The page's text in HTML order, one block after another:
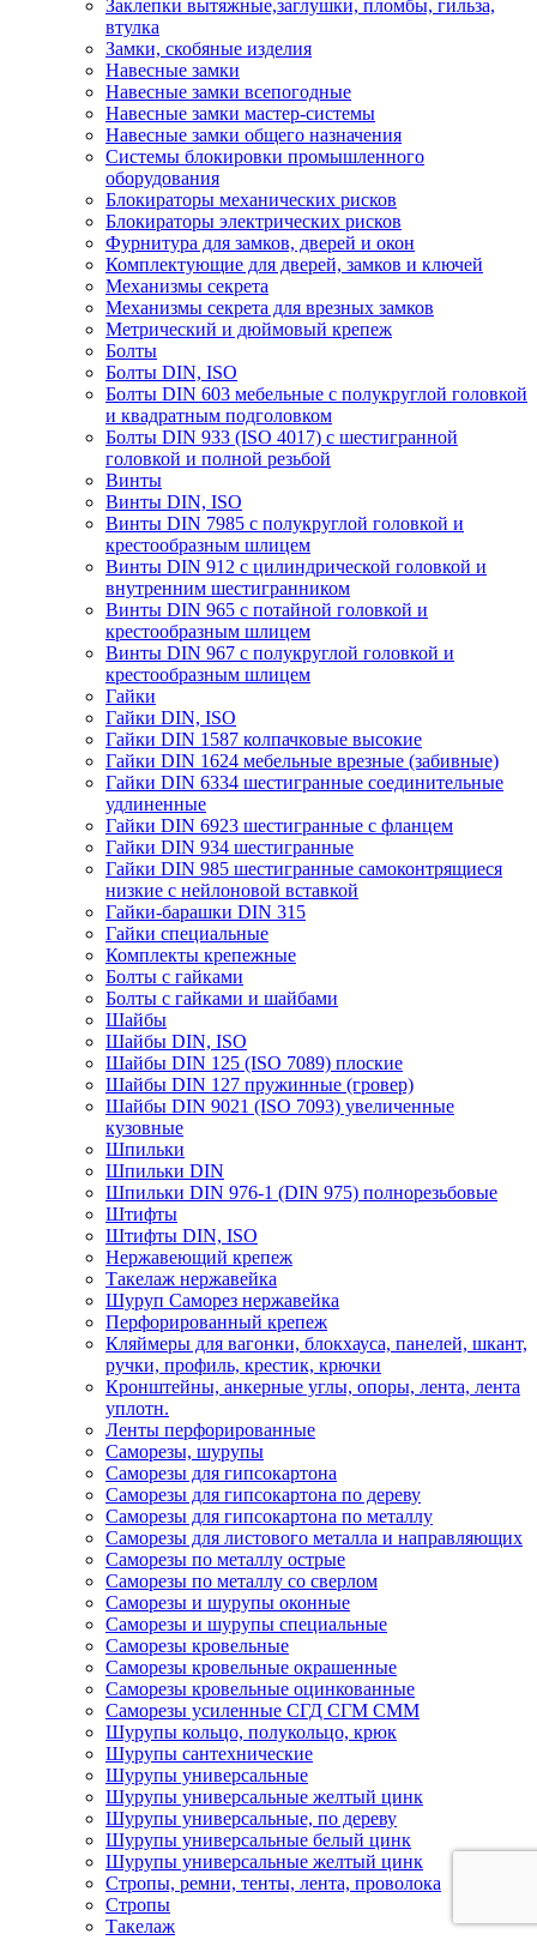
Заклепки вытяжные,заглушки, пломбы, гильза,
втулка
Замки, скобяные изделия
Навесные замки
Навесные замки всепогодные
Навесные замки мастер-системы
Навесные замки общего назначения
Системы блокировки промышленного
оборудования
Блокираторы механических рисков
Блокираторы электрических рисков
Фурнитура для замков, дверей и окон
Комплектующие для дверей, замков и ключей
Механизмы секрета
Механизмы секрета для врезных замков
Метрический и дюймовый крепеж
Болты
Болты DIN, ISO
Болты DIN 603 мебельные с полукруглой головкой
и квадратным подголовком
Болты DIN 933 (ISO 4017) с шестигранной
головкой и полной резьбой
Винты
Винты DIN, ISO
Винты DIN 7985 с полукруглой головкой и
крестообразным шлицем
Винты DIN 912 с цилиндрической головкой и
внутренним шестигранником
Винты DIN 965 с потайной головкой и
крестообразным шлицем
Винты DIN 967 с полукруглой головкой и
крестообразным шлицем
Гайки
Гайки DIN, ISO
Гайки DIN 1587 колпачковые высокие
Гайки DIN 1624 мебельные врезные (забивные)
Гайки DIN 6334 шестигранные соединительные
удлиненные
Гайки DIN 6923 шестигранные с фланцем
Гайки DIN 934 шестигранные
Гайки DIN 985 шестигранные самоконтрящиеся
низкие с нейлоновой вставкой
Гайки-барашки DIN 315
Гайки специальные
Комплекты крепежные
Болты с гайками
Болты с гайками и шайбами
Шайбы
Шайбы DIN, ISO
Шайбы DIN 125 (ISO 7089) плоские
Шайбы DIN 127 пружинные (гровер)
Шайбы DIN 9021 (ISO 7093) увеличенные
кузовные
Шпильки
Шпильки DIN
Шпильки DIN 976-1 (DIN 975) полнорезьбовые
Штифты
Штифты DIN, ISO
Нержавеющий крепеж
Такелаж нержавейка
Шуруп Саморез нержавейка
Перфорированный крепеж
Кляймеры для вагонки, блокхауса, панелей, шкант,
ручки, профиль, крестик, крючки
Кронштейны, анкерные углы, опоры, лента, лента
уплотн.
Ленты перфорированные
Саморезы, шурупы
Саморезы для гипсокартона
Саморезы для гипсокартона по дереву
Саморезы для гипсокартона по металлу
Саморезы для листового металла и направляющих
Саморезы по металлу острые
Саморезы по металлу со сверлом
Саморезы и шурупы оконные
Саморезы и шурупы специальные
Саморезы кровельные
Саморезы кровельные окрашенные
Саморезы кровельные оцинкованные
Саморезы усиленные СГД СГМ СММ
Шурупы кольцо, полукольцо, крюк
Шурупы сантехнические
Шурупы универсальные
Шурупы универсальные желтый цинк
Шурупы универсальные, по дереву
Шурупы универсальные белый цинк
Шурупы универсальные желтый цинк
Стропы, ремни, тенты, лента, проволока
Стропы
Такелаж